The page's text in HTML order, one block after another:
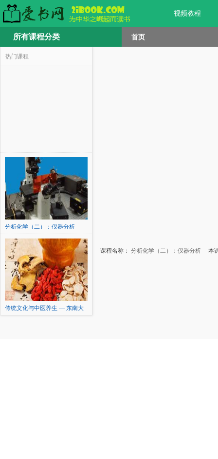
视频教程
所有课程分类 首页
热门课程
分析化学（二）：仪器分析
传统文化与中医养生 — 东南大
课程名称： 分析化学（二）：仪器分析 本讲